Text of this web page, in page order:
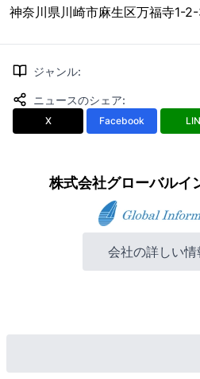
神奈川県川崎市麻生区万福寺1-
ジャンル:
ニュースのシェア:
X Facebook
株式会社グローバルイ
会社の詳しい情